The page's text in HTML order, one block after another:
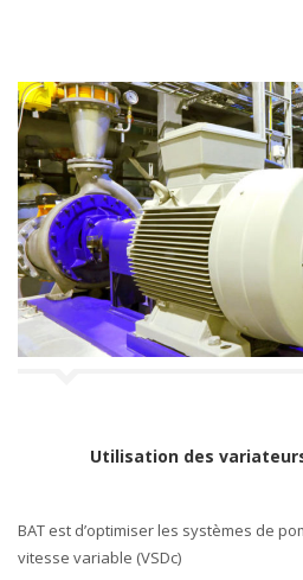
Utilisation des
BAT est d’optimiser les systèmes de
vitesse variable (VSDc)